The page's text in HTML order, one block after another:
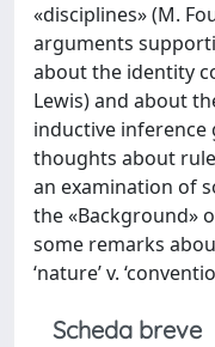
«disciplines» (M.
arguments
about the identity
Lewis) and about
inductive inference
thoughts about
an examination of
the «Background»
some remarks
‘nature’ v.
Scheda breve